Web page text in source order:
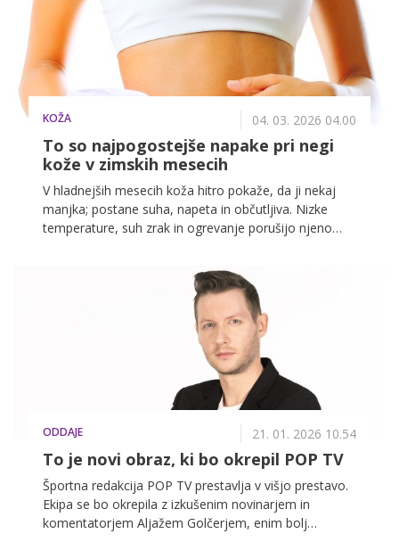
KOŽA 04. 03. 2026 04.00
To so najpogostejše napake pri negi
kože v zimskih mesecih
V hladnejših mesecih koža hitro pokaže, da ji nekaj
manjka; postane suha, napeta in občutljiva. Nizke
temperature, suh zrak in ogrevanje porušijo njeno
po rešitvah, ki koži pomagajo ohraniti udobje in zdrav
ODDAJE 21. 01. 2026 10.54
To je novi obraz, ki bo okrepil POP TV
Športna redakcija POP TV prestavlja v višjo prestavo.
Ekipa se bo okrepila z izkušenim novinarjem in
komentatorjem Aljažem Golčerjem, enim bolj